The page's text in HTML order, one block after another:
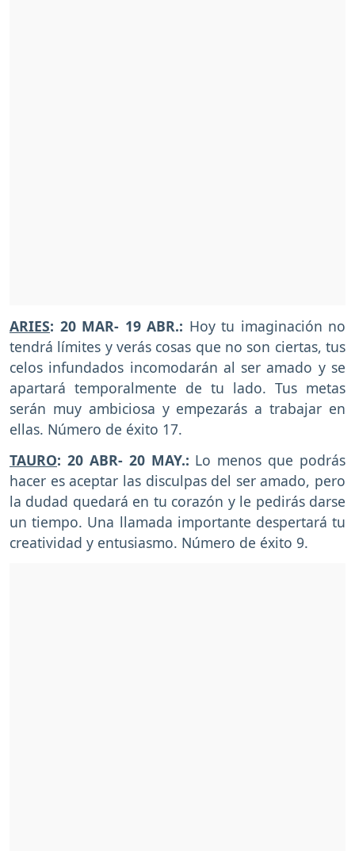
ARIES: 20 MAR- 19 ABR.: Hoy tu imaginación no
tendrá límites y verás cosas que no son ciertas, tus
celos infundados incomodarán al ser amado y se
apartará temporalmente de tu lado. Tus metas
serán muy ambiciosa y empezarás a trabajar en
ellas. Número de éxito 17.
TAURO: 20 ABR- 20 MAY.: Lo menos que podrás
hacer es aceptar las disculpas del ser amado, pero
la dudad quedará en tu corazón y le pedirás darse
un tiempo. Una llamada importante despertará tu
creatividad y entusiasmo. Número de éxito 9.